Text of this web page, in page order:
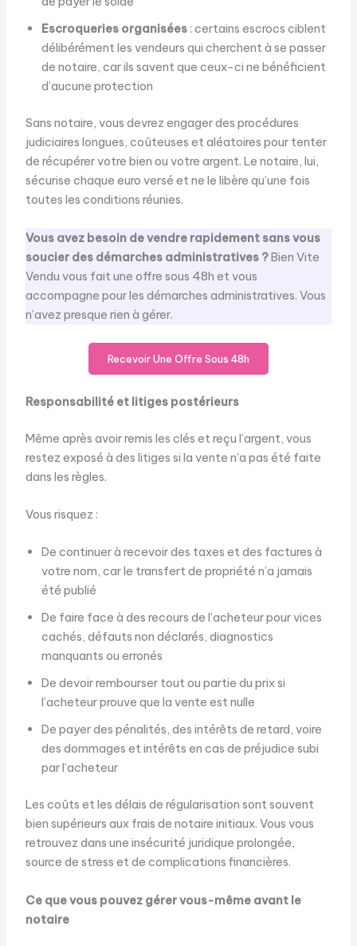
Escroqueries organisées: certains escrocs ciblent
délibérément les vendeurs qui cherchent à se passer
de notaire, car ils savent que ceux-ci ne bénéficient
d’aucune protection
Sans notaire, vous devrez engager des procédures
judiciaires longues, coûteuses et aléatoires pour tenter
de récupérer votre bien ou votre argent. Le notaire, lui,
sécurise chaque euro versé et ne le libère qu’une fois
toutes les conditions réunies.
Vous avez besoin de vendre rapidement sans vous
soucier des démarches administratives ?Bien Vite
Vendu vous fait une offre sous 48h et vous
accompagne pour les démarches administratives. Vous
n’avez presque rien à gérer.
Recevoir Une Offre Sous 48h
Responsabilité et litiges postérieurs
Même après avoir remis les clés et reçu l’argent, vous
restez exposé à des litiges si la vente n’a pas été faite
dans les règles.
Vous risquez :
De continuer à recevoir des taxes et des factures à
votre nom, car le transfert de propriété n’a jamais
été publié
De faire face à des recours de l’acheteur pour vices
cachés, défauts non déclarés, diagnostics
manquants ou erronés
De devoir rembourser tout ou partie du prix si
l’acheteur prouve que la vente est nulle
De payer des pénalités, des intérêts de retard, voire
des dommages et intérêts en cas de préjudice subi
par l’acheteur
Les coûts et les délais de régularisation sont souvent
bien supérieurs aux frais de notaire initiaux. Vous vous
retrouvez dans une insécurité juridique prolongée,
source de stress et de complications financières.
Ce que vous pouvez gérer vous-même avant le
notaire